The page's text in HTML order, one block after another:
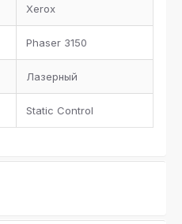
Xerox
Phaser 3150
Лазерный
Static Control